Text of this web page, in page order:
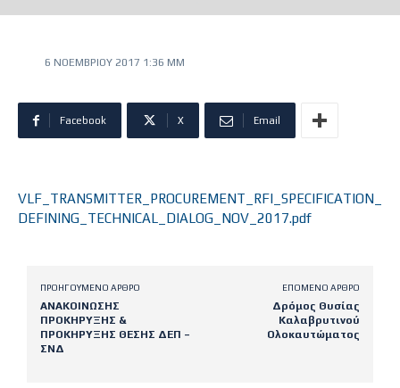
6 ΝΟΕΜΒΡΊΟΥ 2017 1:36 ΜΜ
Facebook X Email
VLF_TRANSMITTER_PROCUREMENT_RFI_SPECIFICATION_
DEFINING_TECHNICAL_DIALOG_NOV_2017.pdf
ΠΡΟΗΓΟΎΜΕΝΟ ΆΡΘΡΟ
ΑΝΑΚΟΙΝΩΣΗΣ
ΠΡΟΚΗΡΥΞΗΣ &
ΠΡΟΚΗΡΥΞΗΣ ΘΕΣΗΣ ΔΕΠ –
ΣΝΔ
ΕΠΌΜΕΝΟ ΆΡΘΡΟ
Δρόμος Θυσίας
Καλαβρυτινού
Ολοκαυτώματος